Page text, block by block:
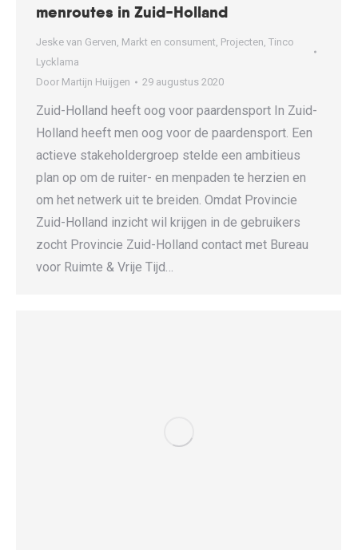
menroutes in Zuid-Holland
Jeske van Gerven, Markt en consument, Projecten, Tinco
Lycklama
Door Martijn Huijgen 29 augustus 2020
Zuid-Holland heeft oog voor paardensport In Zuid-
Holland heeft men oog voor de paardensport. Een
actieve stakeholdergroep stelde een ambitieus
plan op om de ruiter- en menpaden te herzien en
om het netwerk uit te breiden. Omdat Provincie
Zuid-Holland inzicht wil krijgen in de gebruikers
zocht Provincie Zuid-Holland contact met Bureau
voor Ruimte & Vrije Tijd…